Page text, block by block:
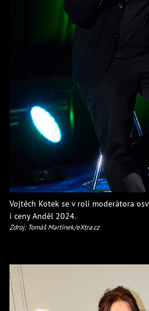
Vojtěch Kotek se v roli moderátora
i ceny Anděl 2024.
Zdroj: Tomáš Martínek/eXtra.cz